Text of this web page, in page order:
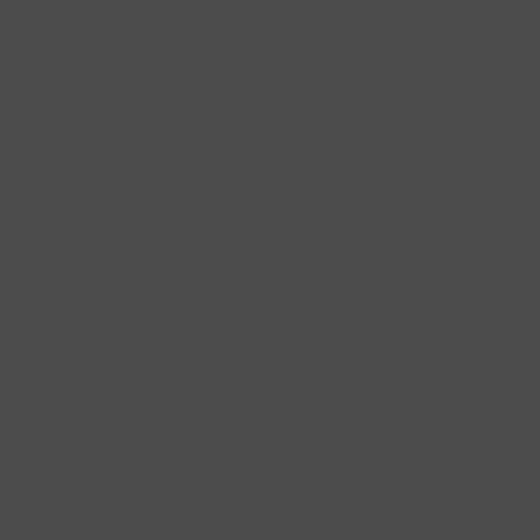
Juwel im Garten oder Landschaftsbereich
Garten- und Landschaftsbereichen
und kann zu einer dichten und
Pflanze.
Der beste Zeitpunkt für den Rückschnitt ist nach